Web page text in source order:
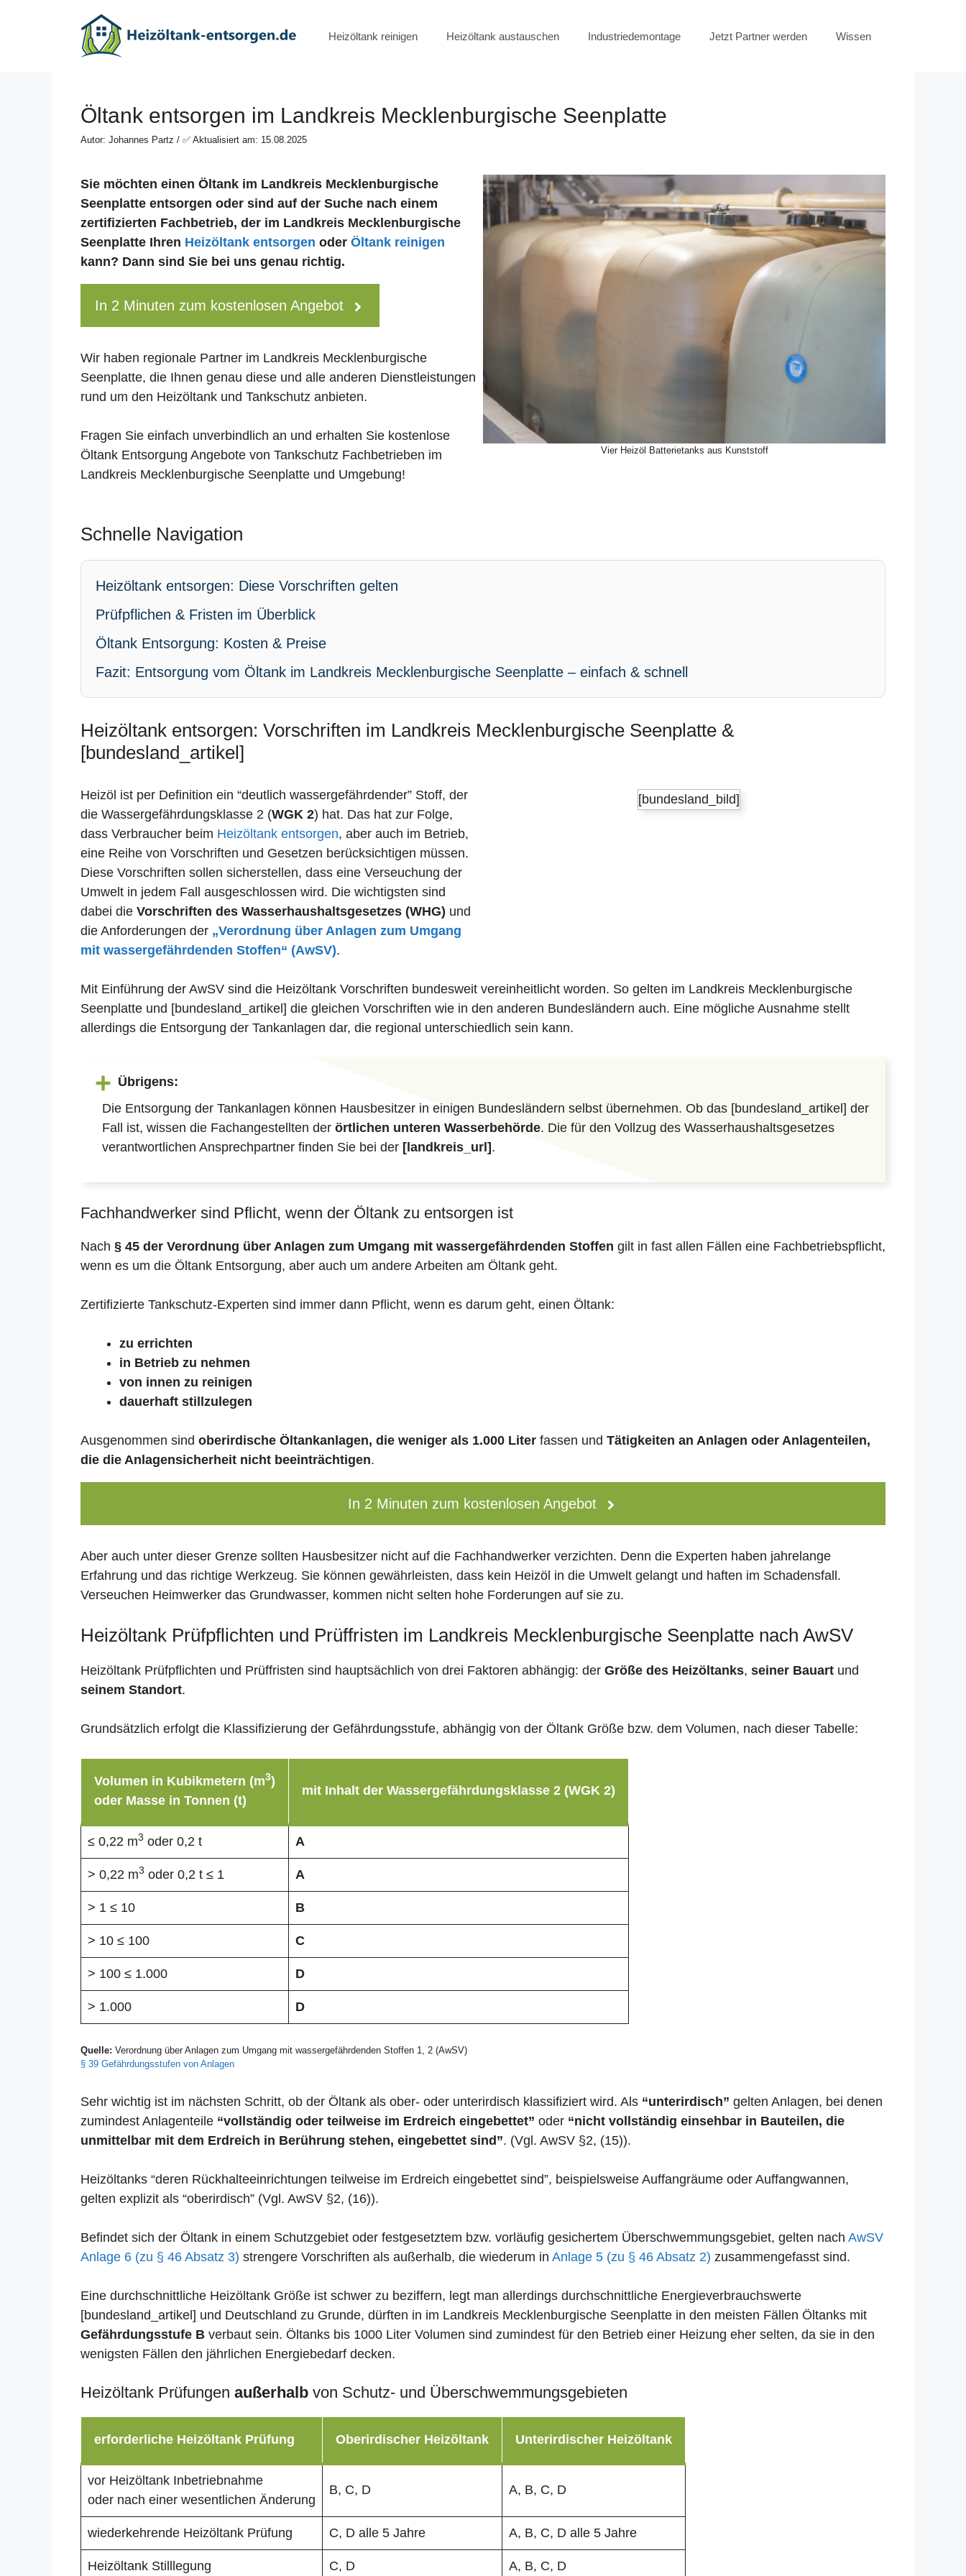
Heizöltank reinigen Heizöltank austauschen Industriedemontage Jetzt Partner werden Wissen
Öltank entsorgen im Landkreis Mecklenburgische Seenplatte
Autor: Johannes Partz / ✅ Aktualisiert am: 15.08.2025
Sie möchten einen Öltank im Landkreis Mecklenburgische
Seenplatte entsorgen oder sind auf der Suche nach einem
zertifizierten Fachbetrieb, der im Landkreis Mecklenburgische
Seenplatte Ihren Heizöltank entsorgen oder Öltank reinigen
kann? Dann sind Sie bei uns genau richtig.
In 2 Minuten zum kostenlosen Angebot
Wir haben regionale Partner im Landkreis Mecklenburgische
Seenplatte, die Ihnen genau diese und alle anderen Dienstleistungen
rund um den Heizöltank und Tankschutz anbieten.
Fragen Sie einfach unverbindlich an und erhalten Sie kostenlose
Öltank Entsorgung Angebote von Tankschutz Fachbetrieben im
Landkreis Mecklenburgische Seenplatte und Umgebung!
Vier Heizöl Batterietanks aus Kunststoff
Schnelle Navigation
Heizöltank entsorgen: Diese Vorschriften gelten
Prüfpflichen & Fristen im Überblick
Öltank Entsorgung: Kosten & Preise
Fazit: Entsorgung vom Öltank im Landkreis Mecklenburgische Seenplatte – einfach & schnell
Heizöltank entsorgen: Vorschriften im Landkreis Mecklenburgische Seenplatte &
[bundesland_artikel]
Heizöl ist per Definition ein “deutlich wassergefährdender” Stoff, der
die Wassergefährdungsklasse 2 (WGK 2) hat. Das hat zur Folge,
dass Verbraucher beim Heizöltank entsorgen, aber auch im Betrieb,
eine Reihe von Vorschriften und Gesetzen berücksichtigen müssen.
Diese Vorschriften sollen sicherstellen, dass eine Verseuchung der
Umwelt in jedem Fall ausgeschlossen wird. Die wichtigsten sind
dabei die Vorschriften des Wasserhaushaltsgesetzes (WHG) und
die Anforderungen der „Verordnung über Anlagen zum Umgang
mit wassergefährdenden Stoffen“ (AwSV).
[bundesland_bild]
Mit Einführung der AwSV sind die Heizöltank Vorschriften bundesweit vereinheitlicht worden. So gelten im Landkreis Mecklenburgische
Seenplatte und [bundesland_artikel] die gleichen Vorschriften wie in den anderen Bundesländern auch. Eine mögliche Ausnahme stellt
allerdings die Entsorgung der Tankanlagen dar, die regional unterschiedlich sein kann.
Übrigens:
Die Entsorgung der Tankanlagen können Hausbesitzer in einigen Bundesländern selbst übernehmen. Ob das [bundesland_artikel] der
Fall ist, wissen die Fachangestellten der örtlichen unteren Wasserbehörde. Die für den Vollzug des Wasserhaushaltsgesetzes
verantwortlichen Ansprechpartner finden Sie bei der [landkreis_url].
Fachhandwerker sind Pflicht, wenn der Öltank zu entsorgen ist
Nach § 45 der Verordnung über Anlagen zum Umgang mit wassergefährdenden Stoffen gilt in fast allen Fällen eine Fachbetriebspflicht,
wenn es um die Öltank Entsorgung, aber auch um andere Arbeiten am Öltank geht.
Zertifizierte Tankschutz-Experten sind immer dann Pflicht, wenn es darum geht, einen Öltank:
zu errichten
in Betrieb zu nehmen
von innen zu reinigen
dauerhaft stillzulegen
Ausgenommen sind oberirdische Öltankanlagen, die weniger als 1.000 Liter fassen und Tätigkeiten an Anlagen oder Anlagenteilen,
die die Anlagensicherheit nicht beeinträchtigen.
In 2 Minuten zum kostenlosen Angebot
Aber auch unter dieser Grenze sollten Hausbesitzer nicht auf die Fachhandwerker verzichten. Denn die Experten haben jahrelange
Erfahrung und das richtige Werkzeug. Sie können gewährleisten, dass kein Heizöl in die Umwelt gelangt und haften im Schadensfall.
Verseuchen Heimwerker das Grundwasser, kommen nicht selten hohe Forderungen auf sie zu.
Heizöltank Prüfpflichten und Prüffristen im Landkreis Mecklenburgische Seenplatte nach AwSV
Heizöltank Prüfpflichten und Prüffristen sind hauptsächlich von drei Faktoren abhängig: der Größe des Heizöltanks, seiner Bauart und
seinem Standort.
Grundsätzlich erfolgt die Klassifizierung der Gefährdungsstufe, abhängig von der Öltank Größe bzw. dem Volumen, nach dieser Tabelle:
Volumen in Kubikmetern (m3)
oder Masse in Tonnen (t)
mit Inhalt der Wassergefährdungsklasse 2 (WGK 2)
≤ 0,22 m3 oder 0,2 t A
> 0,22 m3 oder 0,2 t ≤ 1 A
> 1 ≤ 10 B
> 10 ≤ 100 C
> 100 ≤ 1.000 D
> 1.000 D
Quelle: Verordnung über Anlagen zum Umgang mit wassergefährdenden Stoffen 1, 2 (AwSV)
§ 39 Gefährdungsstufen von Anlagen
Sehr wichtig ist im nächsten Schritt, ob der Öltank als ober- oder unterirdisch klassifiziert wird. Als “unterirdisch” gelten Anlagen, bei denen
zumindest Anlagenteile “vollständig oder teilweise im Erdreich eingebettet” oder “nicht vollständig einsehbar in Bauteilen, die
unmittelbar mit dem Erdreich in Berührung stehen, eingebettet sind”. (Vgl. AwSV §2, (15)).
Heizöltanks “deren Rückhalteeinrichtungen teilweise im Erdreich eingebettet sind”, beispielsweise Auffangräume oder Auffangwannen,
gelten explizit als “oberirdisch” (Vgl. AwSV §2, (16)).
Befindet sich der Öltank in einem Schutzgebiet oder festgesetztem bzw. vorläufig gesichertem Überschwemmungsgebiet, gelten nach AwSV
Anlage 6 (zu § 46 Absatz 3) strengere Vorschriften als außerhalb, die wiederum in Anlage 5 (zu § 46 Absatz 2) zusammengefasst sind.
Eine durchschnittliche Heizöltank Größe ist schwer zu beziffern, legt man allerdings durchschnittliche Energieverbrauchswerte
[bundesland_artikel] und Deutschland zu Grunde, dürften in im Landkreis Mecklenburgische Seenplatte in den meisten Fällen Öltanks mit
Gefährdungsstufe B verbaut sein. Öltanks bis 1000 Liter Volumen sind zumindest für den Betrieb einer Heizung eher selten, da sie in den
wenigsten Fällen den jährlichen Energiebedarf decken.
Heizöltank Prüfungen außerhalb von Schutz- und Überschwemmungsgebieten
erforderliche Heizöltank Prüfung Oberirdischer Heizöltank Unterirdischer Heizöltank
vor Heizöltank Inbetriebnahme
oder nach einer wesentlichen Änderung
B, C, D A, B, C, D
wiederkehrende Heizöltank Prüfung C, D alle 5 Jahre A, B, C, D alle 5 Jahre
Heizöltank Stilllegung C, D A, B, C, D